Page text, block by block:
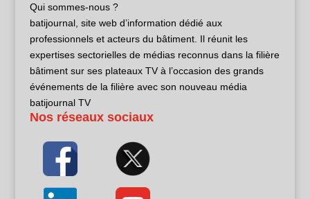
Qui sommes-nous ?
batijournal, site web d’information dédié aux
professionnels et acteurs du bâtiment. Il réunit les
expertises sectorielles de médias reconnus dans la filière
bâtiment sur ses plateaux TV à l’occasion des grands
événements de la filière avec son nouveau média
batijournal TV
Nos réseaux sociaux